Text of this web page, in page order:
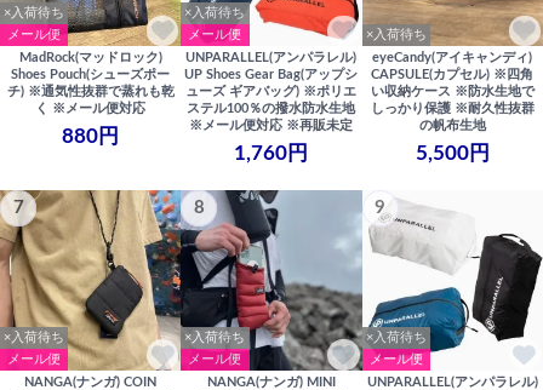
×入荷待ち
メール便
MadRock(マッドロック)
Shoes Pouch(シューズポー
チ) ※通気性抜群で蒸れも乾
く ※メール便対応
880円
×入荷待ち
メール便
UNPARALLEL(アンパラレル)
UP Shoes Gear Bag(アップシ
ューズ ギアバッグ) ※ポリエ
ステル100％の撥水防水生地
※メール便対応 ※再販未定
1,760円
×入荷待ち
eyeCandy(アイキャンディ)
CAPSULE(カプセル) ※四角
い収納ケース ※防水生地で
しっかり保護 ※耐久性抜群
の帆布生地
5,500円
7
×入荷待ち
メール便
NANGA(ナンガ) COIN
8
×入荷待ち
メール便
NANGA(ナンガ) MINI
9
×入荷待ち
メール便
UNPARALLEL(アンパラレル)